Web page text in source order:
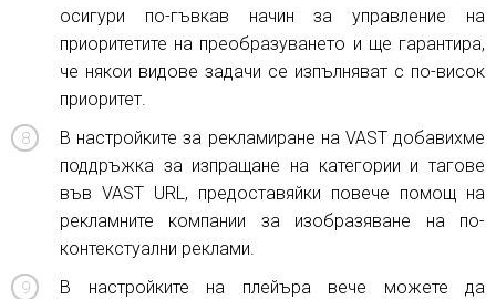
осигури по-гъвкав начин за управление на
приоритетите на преобразуването и ще гарантира,
че някои видове задачи се изпълняват с по-висок
приоритет.
В настройките за рекламиране на VAST добавихме
поддръжка за изпращане на категории и тагове
във VAST URL, предоставяйки повече помощ на
рекламните компании за изобразяване на по-
контекстуални реклами.
В настройките на плейъра вече можете да